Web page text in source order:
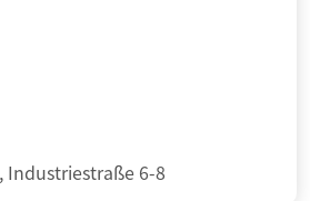
Industriestraße 6-8